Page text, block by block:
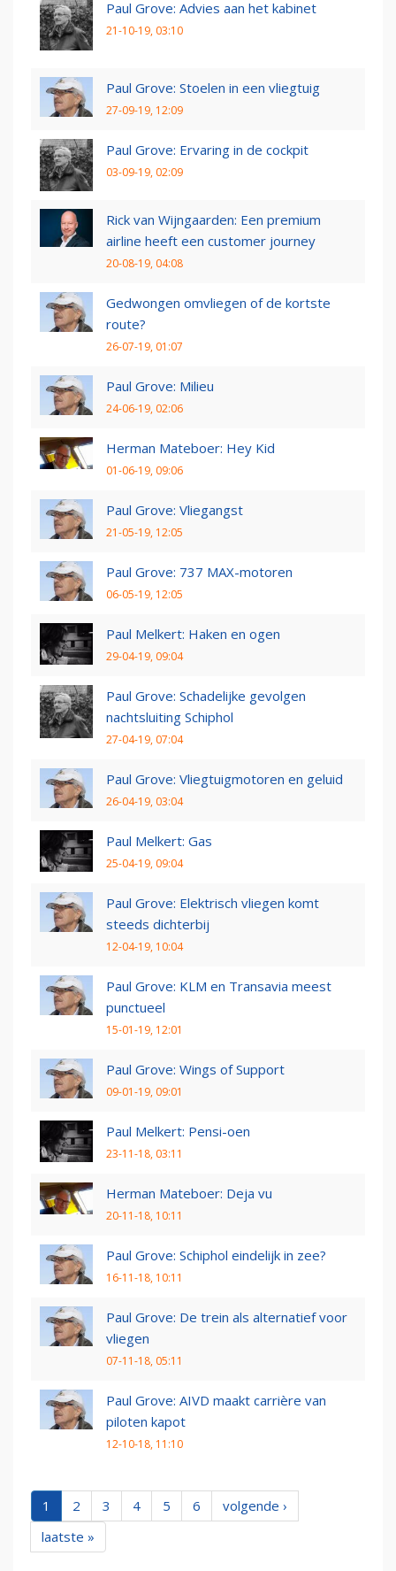
Paul Grove: Advies aan het kabinet
21-10-19, 03:10
Paul Grove: Stoelen in een vliegtuig
27-09-19, 12:09
Paul Grove: Ervaring in de cockpit
03-09-19, 02:09
Rick van Wijngaarden: Een premium
airline heeft een customer journey
20-08-19, 04:08
Gedwongen omvliegen of de kortste
route?
26-07-19, 01:07
Paul Grove: Milieu
24-06-19, 02:06
Herman Mateboer: Hey Kid
01-06-19, 09:06
Paul Grove: Vliegangst
21-05-19, 12:05
Paul Grove: 737 MAX-motoren
06-05-19, 12:05
Paul Melkert: Haken en ogen
29-04-19, 09:04
Paul Grove: Schadelijke gevolgen
nachtsluiting Schiphol
27-04-19, 07:04
Paul Grove: Vliegtuigmotoren en geluid
26-04-19, 03:04
Paul Melkert: Gas
25-04-19, 09:04
Paul Grove: Elektrisch vliegen komt
steeds dichterbij
12-04-19, 10:04
Paul Grove: KLM en Transavia meest
punctueel
15-01-19, 12:01
Paul Grove: Wings of Support
09-01-19, 09:01
Paul Melkert: Pensi-oen
23-11-18, 03:11
Herman Mateboer: Deja vu
20-11-18, 10:11
Paul Grove: Schiphol eindelijk in zee?
16-11-18, 10:11
Paul Grove: De trein als alternatief voor
vliegen
07-11-18, 05:11
Paul Grove: AIVD maakt carrière van
piloten kapot
12-10-18, 11:10
1 2 3 4 5 6
volgende ›
laatste »